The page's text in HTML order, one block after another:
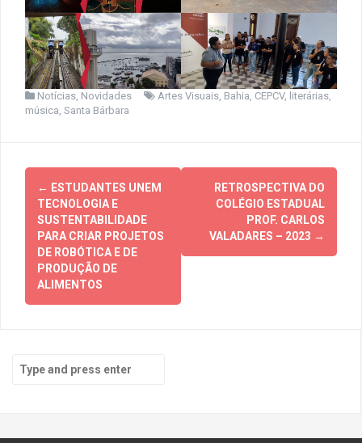
Notícias Novidades Artes Visuais Bahia CEPCV, literárias
música Santa Bárbara
Post
navigation
← ESTUDANTES UNEM
TECNOLOGIA E
SUSTENTABILIDADE
PARA CRIAR PROJETOS
DE ROBÓTICA E DE
PRODUÇÃO DE
ALIMENTOS
RETROSPECTIVA DO
COLÉGIO ESTADUAL
PROF. CARLOS
VALADARES – 2023 →
for: